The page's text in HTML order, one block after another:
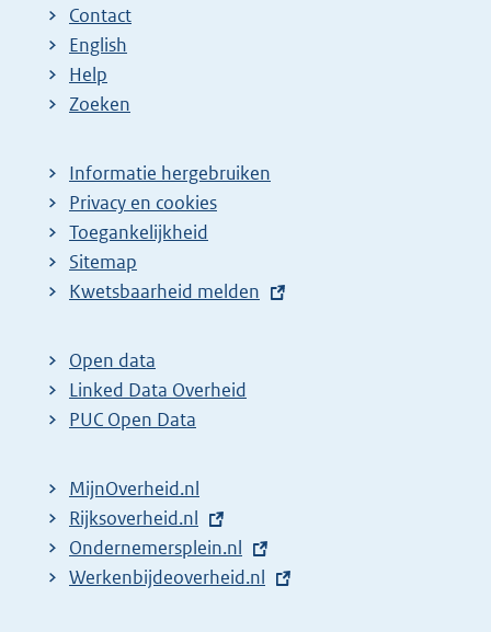
Contact
English
Help
Zoeken
Informatie hergebruiken
Privacy en cookies
Toegankelijkheid
Sitemap
E
t
e
r
l
i
n
k
Kwetsbaarheid melden
Open data
Linked Data Overheid
PUC Open Data
MijnOverheid.nl
E
x
t
Rijksoverheid.nl
E
x
Ondernemersplein.nl
E
Werkenbijdeoverheid.nl